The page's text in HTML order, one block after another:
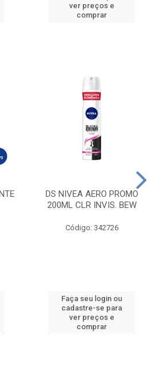
ver preços e
comprar
DS NIVEA AERO PROMO
200ML CLR INVIS. BEW
Código: 342726
Faça seu login ou
cadastre-se para
ver preços e
comprar